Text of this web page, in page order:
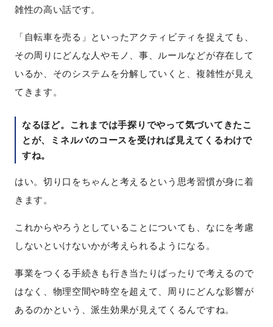
雑性の高い話です。
「自転車を売る」といったアクティビティを捉えても、
その周りにどんな人やモノ、事、ルールなどが存在して
いるか、そのシステムを分解していくと、複雑性が見え
てきます。
なるほど。これまでは手探りでやって気づいてきたこ
とが、ミネルバのコースを受ければ見えてくるわけで
すね。
はい。切り口をちゃんと考えるという思考習慣が身に着
きます。
これからやろうとしていることについても、なにを考慮
しないといけないかが考えられるようになる。
事業をつくる手続きも行き当たりばったりで考えるので
はなく、物理空間や時空を超えて、周りにどんな影響が
あるのかという、派生効果が見えてくるんですね。